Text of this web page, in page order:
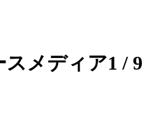
スメディア1 / 9